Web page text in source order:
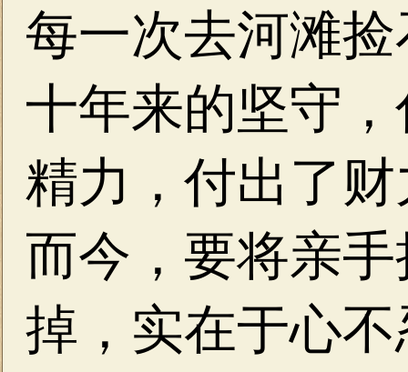
每一次去河滩
十年来的坚守
精力，付出了
而今，要将亲
掉，实在于心